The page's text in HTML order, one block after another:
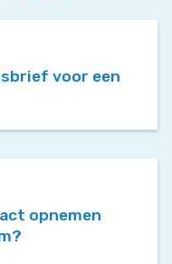
voor een
opnemen